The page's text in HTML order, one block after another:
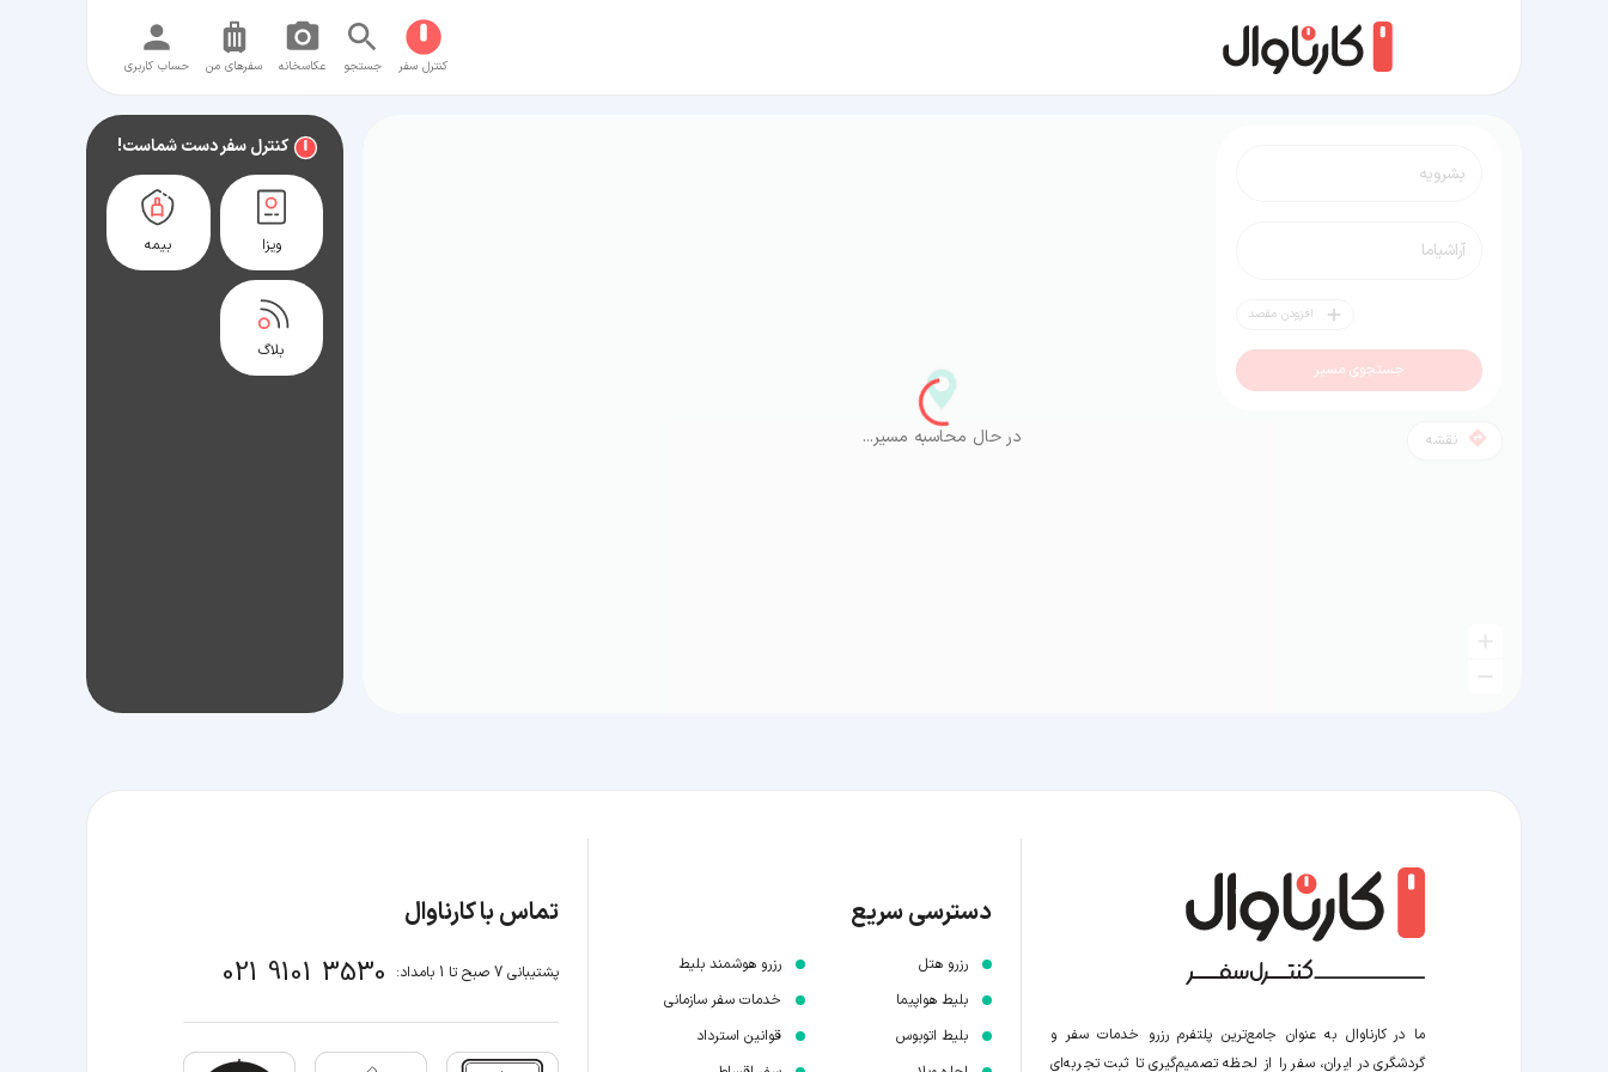
کنترل سفر جستجو عکاسخانه سفر‌های من حساب کاربری
افزودن مقصد
جستجوی مسیر
نقشه در حال محاسبه مسیر...
کنترل سفر دست شماست!
ویزا بیمه
بلاگ
ما در کارناوال به عنوان جامع‌ترین پلتفرم رزرو خدمات سفر و
گردشگری در ایران، سفر را از لحظه‌ تصمیم‌گیری تا ثبت تجربه‌ای
دسترسی سریع
رزرو هتل
بلیط هواپیما
بلیط اتوبوس
رزرو هوشمند بلیط
خدمات سفر سازمانی
قوانین استرداد
تماس با کارناوال
پشتیبانی 7 صبح تا 1 بامداد: 021 9101 3530